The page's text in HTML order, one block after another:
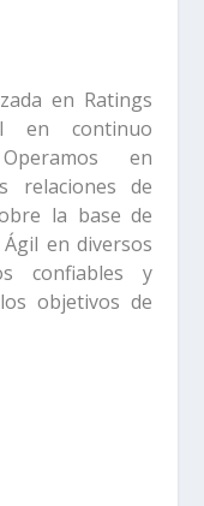
en Ratings
en continuo
en
relaciones de
la base de
en diversos
confiables y
objetivos de